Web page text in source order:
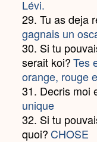
Lévi.
29. Tu as deja
gagnais un
30. Si tu
serait koi? Tes
orange, rouge
31. Decris moi
unique
32. Si tu
quoi? CHOSE